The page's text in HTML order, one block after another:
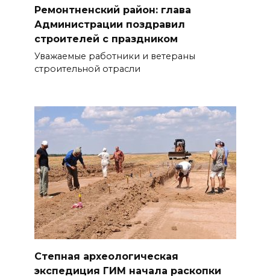
Ремонтненский район: глава
Администрации поздравил
строителей с праздником
Уважаемые работники и ветераны
строительной отрасли
Степная археологическая
экспедиция ГИМ начала раскопки